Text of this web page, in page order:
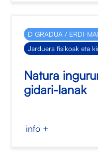
D GRADUA / ERDI-
Jarduera fisikoak eta
Natura
gidari-lanak
info +